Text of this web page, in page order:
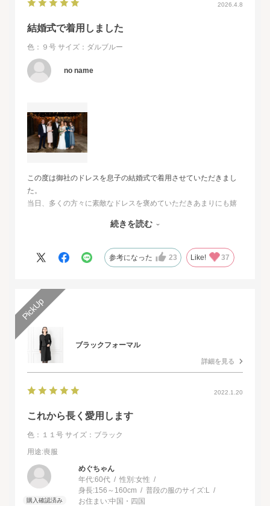
2026.4.8
結婚式で着用しました
色：９号 サイズ：ダルブルー
no name
この度は御社のドレスを息子の結婚式で着用させていただきまし
た。
当日、多くの方々に素敵なドレスを褒めていただきあまりにも嬉
その旨をお伝えさせていただきたいと思いました。とても素敵な
人生最高の幸せな日に華を添えていただき、心より感謝申し上げ
続きを読む
参考になった 23 Like! 37
ブラックフォーマル
詳細を見る
2022.1.20
これから長く愛用します
色：１１号 サイズ：ブラック
用途:喪服
めぐちゃん
年代:60代 性別:女性
身長:156～160cm 普段の服のサイズ:L
お住まい:中国・四国